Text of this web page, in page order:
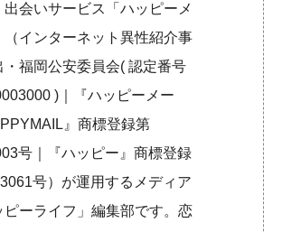
出会いサービス「ハッピーメ
（インターネット異性紹介事
・福岡公安委員会( 認定番号
)｜『ハッピーメー
』商標登録第
号｜『ハッピー』商標登録
号）が運用するメディア
ピーライフ」編集部です。恋